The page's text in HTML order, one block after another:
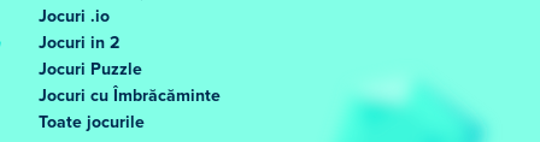
Jocuri .io
Jocuri in 2
Jocuri Puzzle
Jocuri cu Îmbrăcăminte
Toate jocurile